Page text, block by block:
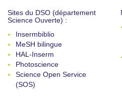
Sites du DSO (département
Science Ouverte) :
Insermbiblio
MeSH bilingue
HAL-Inserm
Photoscience
Science Open Service
(SOS)